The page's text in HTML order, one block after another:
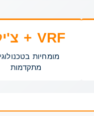
VRF + צ'ילר
מומחיות
מתקדמות